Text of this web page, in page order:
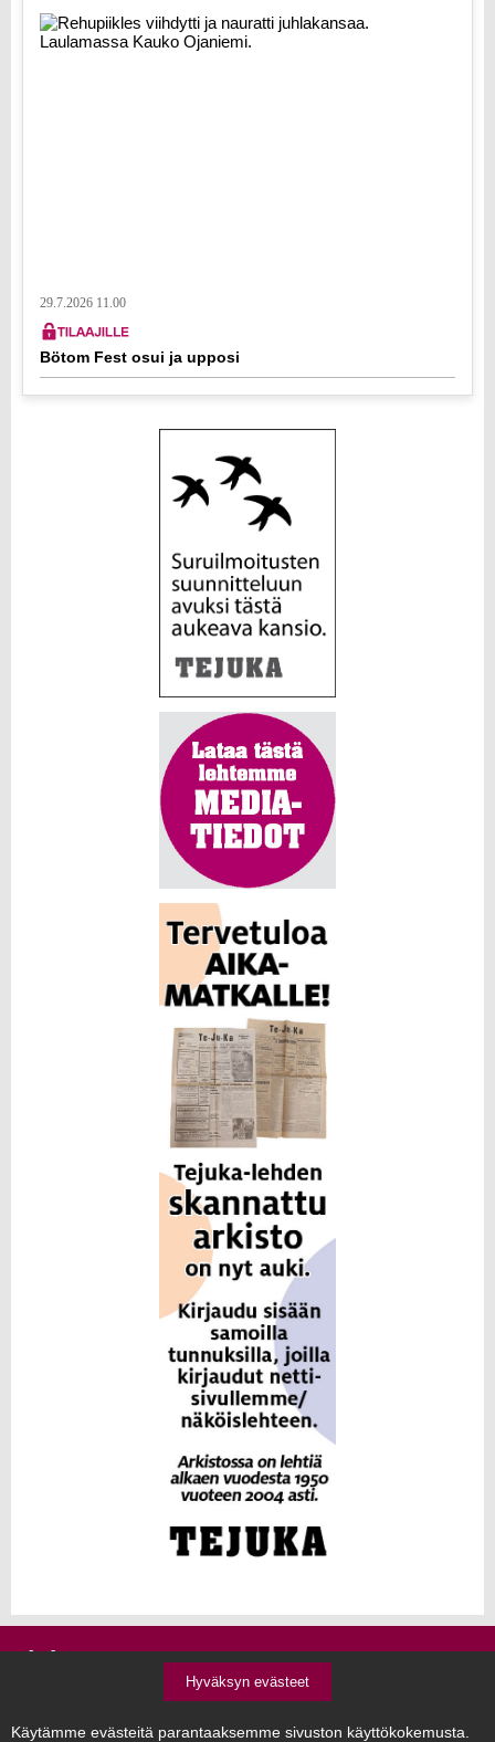
29.7.2026 11.00
Bötom Fest osui ja upposi
Tejuka
Hyväksyn evästeet
Käytämme evästeitä parantaaksemme sivuston käyttökokemusta.